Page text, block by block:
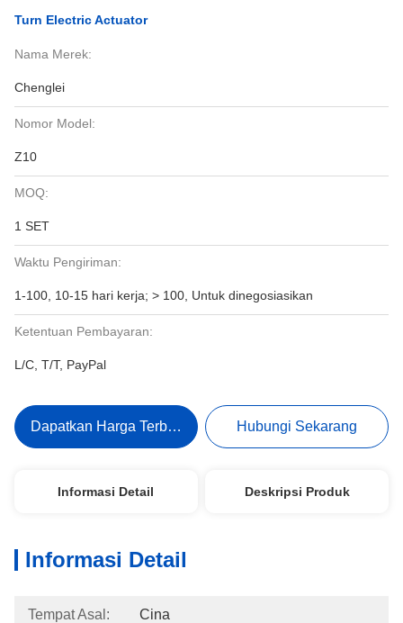
Turn Electric Actuator
Nama Merek:
Chenglei
Nomor Model:
Z10
MOQ:
1 SET
Waktu Pengiriman:
1-100, 10-15 hari kerja; > 100, Untuk dinegosiasikan
Ketentuan Pembayaran:
L/C, T/T, PayPal
Dapatkan Harga Terbaik Hubungi Sekarang
Informasi Detail Deskripsi Produk
Informasi Detail
Tempat Asal: Cina